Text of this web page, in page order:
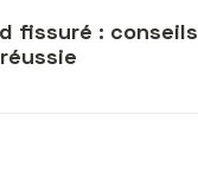
fissuré : conseils